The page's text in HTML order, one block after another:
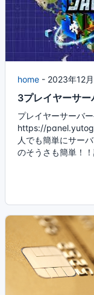
home - 2023年12
3プレイヤーサー
プレイヤーサーバ
https://
人でも簡単にサー
のそうさも簡単！